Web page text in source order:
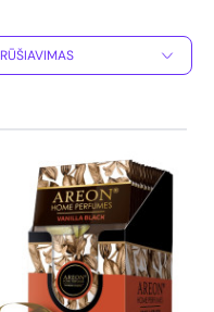
RŪŠIAVIMAS